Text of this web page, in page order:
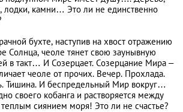
лодки, камни… Это ли не единственно
бухте, наступив на хвост отражению
Солнца, чеоле тянет свою заунывную
в такт… И Созерцает. Созерцание Мира –
чеоле от прочих. Вечер. Прохлада.
Тишина. И беспредельный Мир вокруг…
своего кобанга и растворяется между
сиянием моря! Это ли не счастье?